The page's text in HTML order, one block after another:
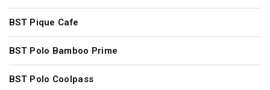
BST Pique Cafe
BST Polo Bamboo Prime
BST Polo Coolpass